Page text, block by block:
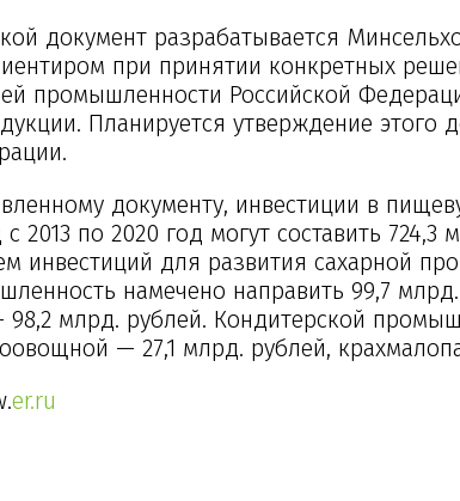
документ разрабатывается
при принятии конкретных
промышленности Российской
Планируется утверждение этого
документу, инвестиции в
2013 по 2020 год могут составить
инвестиций для развития сахарной
намечено направить 99,7
млрд. рублей. Кондитерской
— 27,1 млрд. рублей,
er.ru